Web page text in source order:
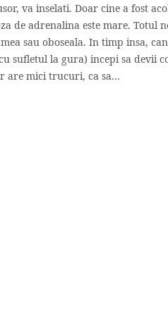
va inselati. Doar cine a fost
de adrenalina este mare.
sau oboseala. In timp insa,
sufletul la gura) incepi sa devii
are mici trucuri, ca sa...